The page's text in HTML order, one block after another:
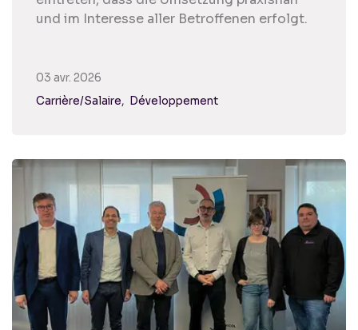
und im Interesse aller Betroffenen erfolgt.
03 avr. 2026
Carrière/Salaire
Développement